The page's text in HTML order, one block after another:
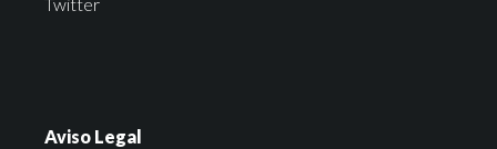
Aviso Legal